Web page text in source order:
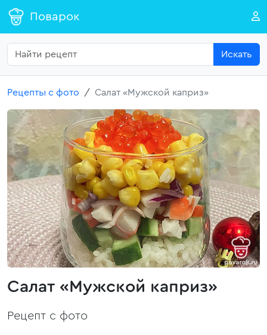
Поварок
Искать
Рецепты с фото Салат «Мужской каприз»
Салат «Мужской каприз»
Рецепт с фото